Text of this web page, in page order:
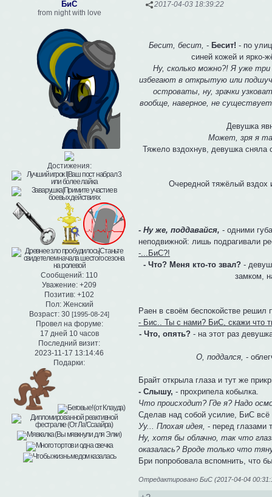
2017-04-03 18:39:22
БиС
from night with love
Достижения:
Сообщений: 110
Уважение: +209
Позитив: +102
Пол:Женский
Возраст: 30 [1995-08-24]
Провел на форуме:
17 дней 10 часов
Последний визит:
2023-11-17 13:14:46
Подарки:
Бесит, бесит, - Бесит! - по
синей кожей и ярко-
Ну, сколько можно?! Я уже три
избегают в открытую или
островаты, ну, зрачки
вообще, наверное, не
Девушка
Может, зря я
Тяжело вздохнув, девушка сняла
Очередной тяжёлый вздох
- Ну же, поддавайся, - одними
неподвижной: лишь подрагивали
-...БиС?!
- Что? Меня кто-то звал? -
замком,
Раен в своём беспокойстве решил
- Бис.. Ты с нами? БиС, скажи что
- Что, опять? - на этот раз
О, поддался, -
Брайт открыла глаза и тут же
- Слышу, - прохрипела кобылка.
Что происходит? Где я? Надо
Сделав над собой усилие, БиС всё
Уу... Плохая идея, - перед глазами
Ну, хотя бы облачно, так что
оказалась? Вроде только что
Бри попробовала вспомнить, что
Отредактировано БиС (2017-04-04